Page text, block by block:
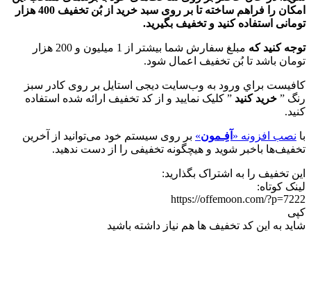
امكان را فراهم ساخته تا بر روی سبد خرید از بُن تخفیف 400 هزار
تومانی استفاده کنید و تخفیف بگیرید.
توجه کنید که
مبلغ سفارش شما بیشتر از 1 میلیون و 200 هزار
تومان باشد تا بُن تخفیف اعمال شود.
كافيست براي ورود به وب‌سایت دیجی استایل بر روی کادر سبز
رنگ ” خريد كنيد ” كليک نماييد و از کد تخفيف ارائه شده استفاده
كنيد.
با نصب افزونه « آفِـمون» بر روی سیستم خود می‌توانید از آخرین
تخفیف‌ها باخبر شوید و هیچگونه تخفیفی را از دست ندهید.
این تخفیف را به اشتراک بگذارید:
لینک کوتاه:
https://offemoon.com/?p=7222
کپی
شاید به این کد تخفیف ها هم نیاز داشته باشید